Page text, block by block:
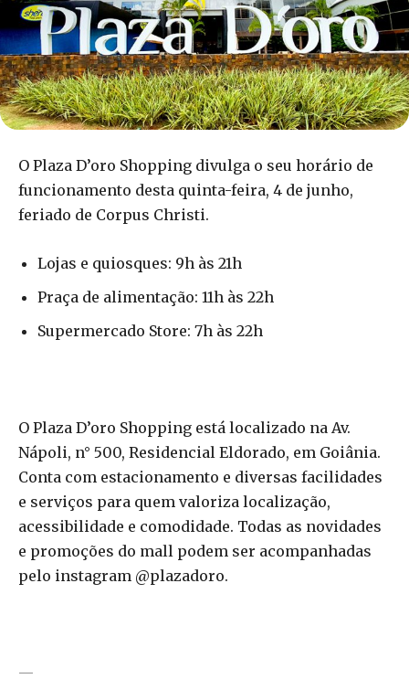
O Plaza D’oro Shopping divulga o seu horário de
funcionamento desta quinta-feira, 4 de junho,
feriado de Corpus Christi.
Lojas e quiosques: 9h às 21h
Praça de alimentação: 11h às 22h
Supermercado Store: 7h às 22h
O Plaza D’oro Shopping está localizado na Av.
Nápoli, n° 500, Residencial Eldorado, em Goiânia.
Conta com estacionamento e diversas facilidades
e serviços para quem valoriza localização,
acessibilidade e comodidade. Todas as novidades
e promoções do mall podem ser acompanhadas
pelo instagram @plazadoro.
—